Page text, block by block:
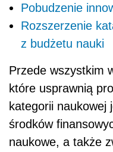
Pobudzenie
Rozszerzenie
z budżetu nauki
Przede wszystkim
które usprawnią
kategorii naukowej
środków
naukowe, a także